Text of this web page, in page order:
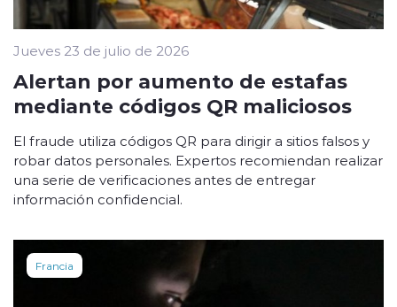
Jueves 23 de julio de 2026
Alertan por aumento de estafas
mediante códigos QR maliciosos
El fraude utiliza códigos QR para dirigir a sitios falsos y
robar datos personales. Expertos recomiendan realizar
una serie de verificaciones antes de entregar
información confidencial.
Francia